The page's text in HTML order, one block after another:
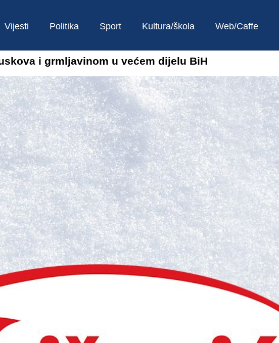
Vijesti Politika Sport Kultura/škola Web/Caffe
i grmljavinom u većem dijelu BiH